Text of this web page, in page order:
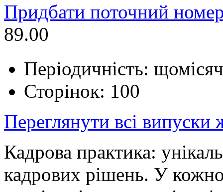
Придбати поточний
89.00
Періодичність:
Сторінок: 100
Переглянути всі випуски
Кадрова практика:
кадрових рішень. У